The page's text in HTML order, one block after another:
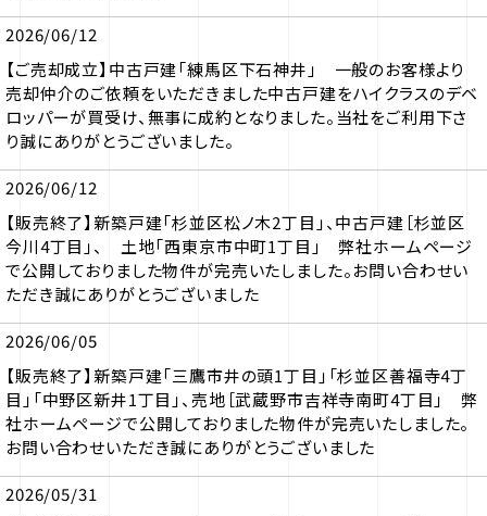
2026/06/12
【ご売却成立】中古戸建「練馬区下石神井」 一般のお客様より
売却仲介のご依頼をいただきました中古戸建をハイクラスのデベ
ロッパーが買受け、無事に成約となりました。当社をご利用下さ
り誠にありがとうございました。
2026/06/12
【販売終了】新築戸建「杉並区松ノ木2丁目」、中古戸建［杉並区
今川4丁目」、 土地「西東京市中町1丁目」 弊社ホームページ
で公開しておりました物件が完売いたしました。お問い合わせい
ただき誠にありがとうございました
2026/06/05
【販売終了】新築戸建「三鷹市井の頭1丁目」「杉並区善福寺4丁
目」「中野区新井1丁目」、売地［武蔵野市吉祥寺南町4丁目」 弊
社ホームページで公開しておりました物件が完売いたしました。
お問い合わせいただき誠にありがとうございました
2026/05/31